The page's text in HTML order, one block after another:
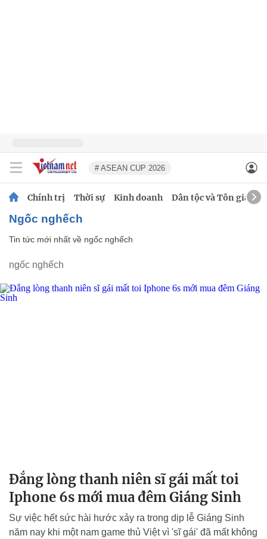
# ASEAN CUP 2026
Chính trị Thời sự Kinh doanh Dân tộc và Tôn giáo
ngốc nghếch
Tin tức mới nhất về ngốc nghếch
ngốc nghếch
Đắng lòng thanh niên sĩ gái mất toi
Iphone 6s mới mua đêm Giáng Sinh
Sự việc hết sức hài hước xảy ra trong dịp lễ Giáng Sinh
năm nay khi một nam game thủ Việt vì 'sĩ gái' đã mất không